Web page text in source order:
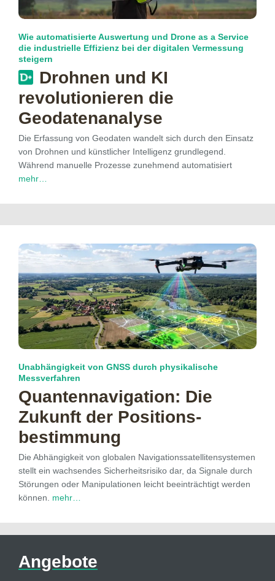
Wie automatisierte Auswertung und Drone as a Service
die industrielle Effizienz bei der digitalen Vermessung
steigern
Drohnen und KI
revolutionieren die
Geodaten­analyse
Die Erfassung von Geodaten wandelt sich durch den Einsatz
von Drohnen und künstlicher Intelligenz grundlegend.
Während manuelle Prozesse zunehmend automatisiert
mehr…
Unabhängigkeit von GNSS durch physikalische
Messverfahren
Quanten­navigation: Die
Zukunft der Positions­
bestimmung
Die Abhängigkeit von globalen Navigationssatellitensystemen
stellt ein wachsendes Sicherheitsrisiko dar, da Signale durch
Störungen oder Manipulationen leicht beeinträchtigt werden
können. mehr…
Angebote